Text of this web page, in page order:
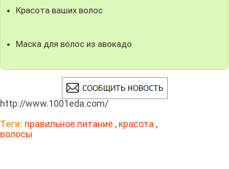
Красота ваших волос
Маска для волос из авокадо
http://www.1001eda.com/
Теги: правильное питание , красота ,
волосы